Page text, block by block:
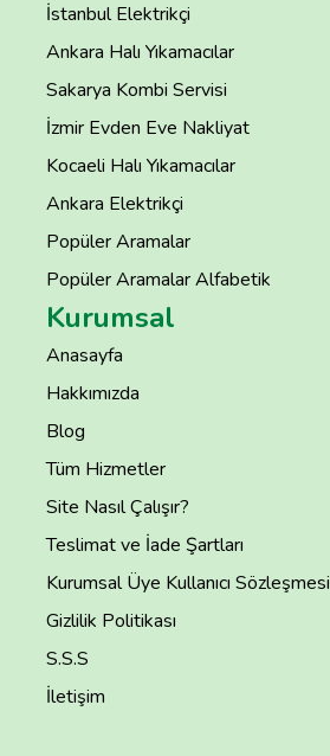
İstanbul Elektrikçi
Ankara Halı Yıkamacılar
Sakarya Kombi Servisi
İzmir Evden Eve Nakliyat
Kocaeli Halı Yıkamacılar
Ankara Elektrikçi
Popüler Aramalar
Popüler Aramalar Alfabetik
Kurumsal
Anasayfa
Hakkımızda
Blog
Tüm Hizmetler
Site Nasıl Çalışır?
Teslimat ve İade Şartları
Kurumsal Üye Kullanıcı Sözleşmesi
Gizlilik Politikası
S.S.S
İletişim